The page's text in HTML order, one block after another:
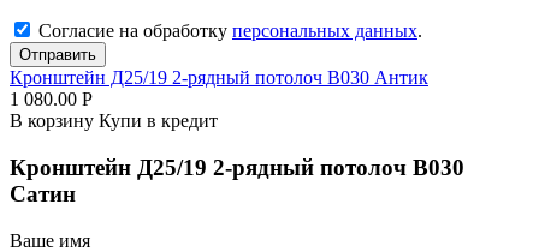
Согласие на обработку персональных данных.
Отправить
Кронштейн Д25/19 2-рядный потолоч В030 Антик
1 080.00 Р
В корзину Купи в кредит
Кронштейн Д25/19 2-рядный потолоч В030
Сатин
Ваше имя